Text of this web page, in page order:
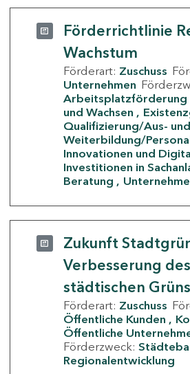
Förderrichtlinie
Wachstum
Förderart: Zuschuss
Unternehmen
Arbeitsplatzförderung
und Wachsen
Qualifizierung/Aus- und
Weiterbildung/
Innovationen und
Investitionen in
Beratung
Zukunft
Verbesserung des
städtischen
Förderart: Zuschuss
Öffentliche Kunden
Öffentliche
Förderzweck:
Regionalentwicklung